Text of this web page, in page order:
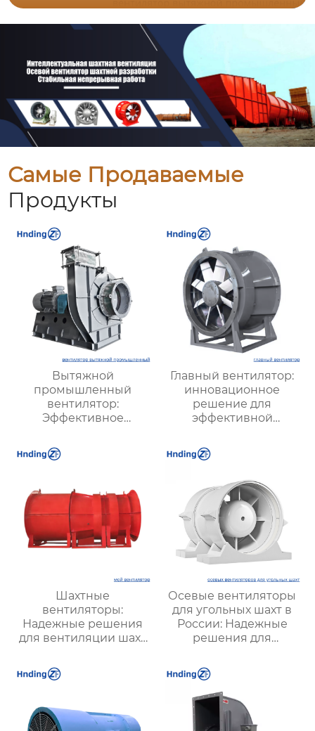
Самые Продаваемые
Продукты
Вытяжной
промышленный
вентилятор:
Эффективное
надежной вентиляции
Главный вентилятор:
инновационное
решение для
эффективной
оптимизации работы
Шахтные
вентиляторы:
Надежные решения
для вентиляции шахт
| Купить с доставкой
Осевые вентиляторы
для угольных шахт в
России: Надежные
решения для
вентиляции и
безопасности